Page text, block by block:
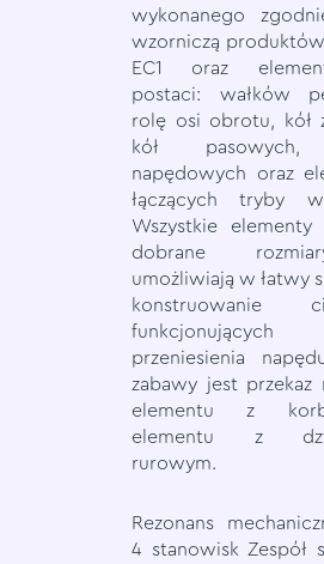
wykonanego
wzorniczą
EC1 oraz
postaci: wałków
rolę osi obrotu, kół
kół pasowych,
napędowych oraz
łączących tryby
Wszystkie elementy
dobrane
umożliwiają w łatwy
konstruowanie
funkcjonujących
przeniesienia
zabawy jest przekaz
elementu z
elementu z
rurowym.
Rezonans
4 stanowisk Zespół